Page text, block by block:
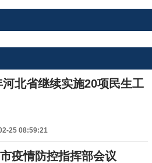
河北省继续实施20项民生工
25 08:59:21
疫情防控指挥部会议